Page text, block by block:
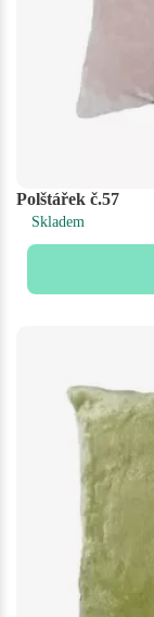
Polštářek č.57
Skladem